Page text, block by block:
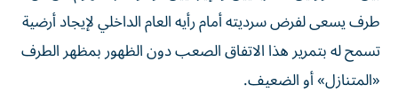
طرف يسعى لفرض سرديته أمام رأيه العام الداخلي لإيجاد أرضية
تسمح له بتمرير هذا الاتفاق الصعب دون الظهور بمظهر الطرف
«المتنازل» أو الضعيف.